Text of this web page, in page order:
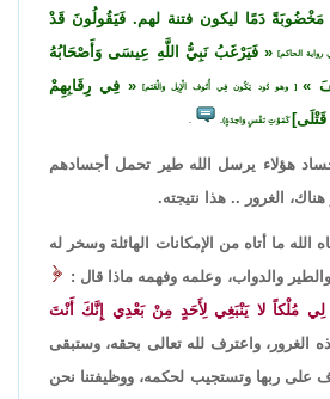
مَخْضُوبَةً دَمًا ليكون فتنة لهم. فَيَقُولُونَ قَدْ
الحاكم]
فَيَرْغَبُ نَبِيُّ اللَّهِ عِيسَى وَأَصْحَابُهُ
[ وهو دُود يَكُون فِي أُنُوف الْإِبِل وَالْغَنَم]
فِي رِقَابِهِمْ
كَمَوْتِ نَفْسٍ وَاحِدَةٍ).
هؤلاء يرسل الله طير تحمل أجسادهم
الغرور .. هذا نتيجته.
الله ما أتاه من الإمكانات الهائلة وسخر له
والدواب، وعلمه وفهمه ماذا قال :
مُلْكاً لا يَنْبَغِي لِأَحَدٍ مِنْ بَعْدِي إِنَّكَ أَنْتَ
الغرور، واعترف لله تعالى بحقه، وستبقى
على ربها وتستجيب لحكمه، ووظيفتنا نحن